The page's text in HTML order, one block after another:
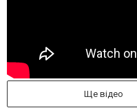
Ще відео